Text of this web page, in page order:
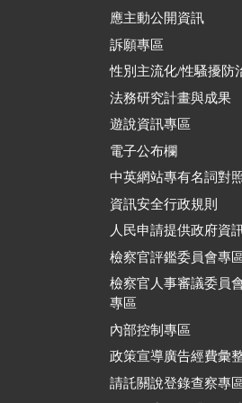
應主動公開資訊
訴願專區
性別主流化/性騷擾防
法務研究計畫與成果
遊說資訊專區
電子公布欄
中英網站專有名詞對
資訊安全行政規則
人民申請提供政府資
檢察官評鑑委員會專
檢察官人事審議委員
專區
內部控制專區
政策宣導廣告經費彙
請託關說登錄查察專